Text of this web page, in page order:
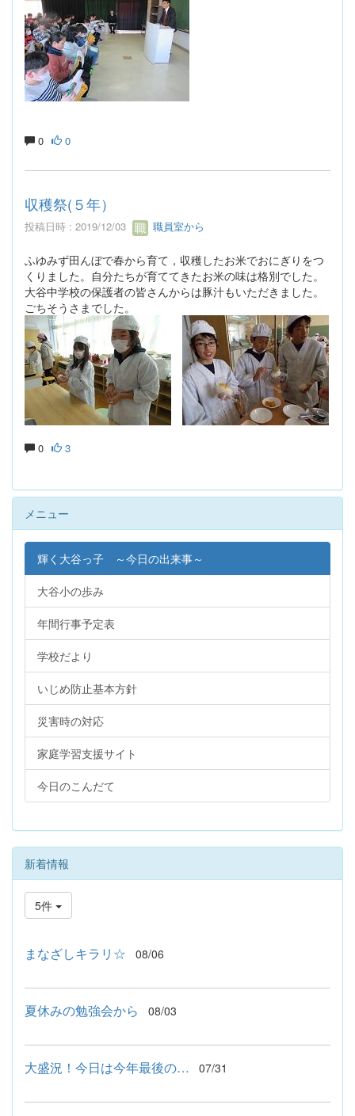
0 0
収穫祭(５年）
投稿日時 : 2019/12/03 職員室から
ふゆみず田んぼで春から育て，収穫したお米でおにぎりをつ
くりました。自分たちが育ててきたお米の味は格別でした。
大谷中学校の保護者の皆さんからは豚汁もいただきました。
ごちそうさまでした。
0 3
メニュー
輝く大谷っ子 ～今日の出来事～
大谷小の歩み
年間行事予定表
学校だより
いじめ防止基本方針
災害時の対応
家庭学習支援サイト
今日のこんだて
新着情報
5件
まなざしキラリ☆ 08/06
夏休みの勉強会から 08/03
大盛況！今日は今年最後の… 07/31